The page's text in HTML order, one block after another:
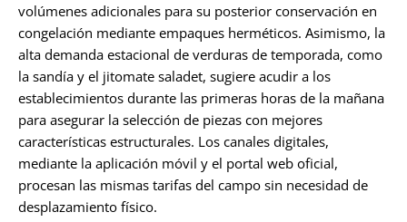
volúmenes adicionales para su posterior conservación en
congelación mediante empaques herméticos. Asimismo, la
alta demanda estacional de verduras de temporada, como
la sandía y el jitomate saladet, sugiere acudir a los
establecimientos durante las primeras horas de la mañana
para asegurar la selección de piezas con mejores
características estructurales. Los canales digitales,
mediante la aplicación móvil y el portal web oficial,
procesan las mismas tarifas del campo sin necesidad de
desplazamiento físico.